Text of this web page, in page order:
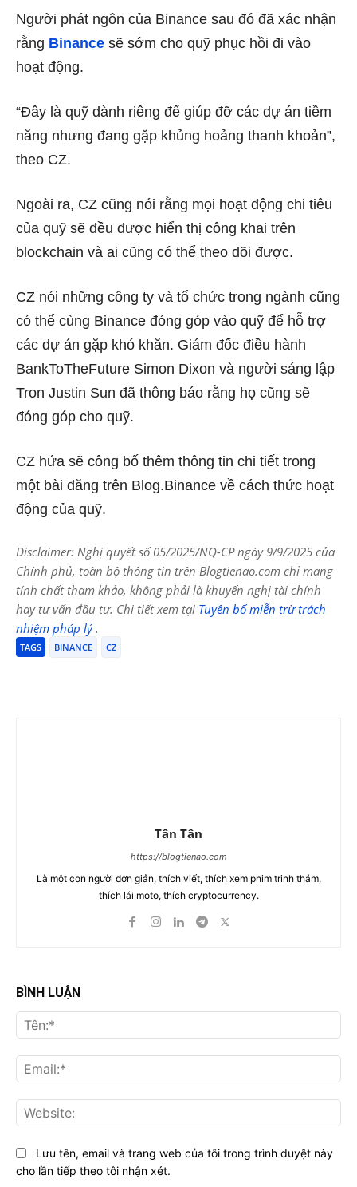
Người phát ngôn của Binance sau đó đã xác nhận
rằng Binance sẽ sớm cho quỹ phục hồi đi vào
hoạt động.
“Đây là quỹ dành riêng để giúp đỡ các dự án tiềm
năng nhưng đang gặp khủng hoảng thanh khoản”,
theo CZ.
Ngoài ra, CZ cũng nói rằng mọi hoạt động chi tiêu
của quỹ sẽ đều được hiển thị công khai trên
blockchain và ai cũng có thể theo dõi được.
CZ nói những công ty và tổ chức trong ngành cũng
có thể cùng Binance đóng góp vào quỹ để hỗ trợ
các dự án gặp khó khăn. Giám đốc điều hành
BankToTheFuture Simon Dixon và người sáng lập
Tron Justin Sun đã thông báo rằng họ cũng sẽ
đóng góp cho quỹ.
CZ hứa sẽ công bố thêm thông tin chi tiết trong
một bài đăng trên Blog.Binance về cách thức hoạt
động của quỹ.
Disclaimer: Nghị quyết số 05/2025/NQ-CP ngày 9/9/2025 của
Chính phủ, toàn bộ thông tin trên Blogtienao.com chỉ mang
tính chất tham khảo, không phải là khuyến nghị tài chính
hay tư vấn đầu tư. Chi tiết xem tại Tuyên bố miễn trừ trách
nhiệm pháp lý.
TAGS BINANCE CZ
Tân Tân
https://blogtienao.com
Là một con người đơn giản, thích viết, thích xem phim trinh thám,
thích lái moto, thích cryptocurrency.
BÌNH LUẬN
Lưu tên, email và trang web của tôi trong trình duyệt này
cho lần tiếp theo tôi nhận xét.